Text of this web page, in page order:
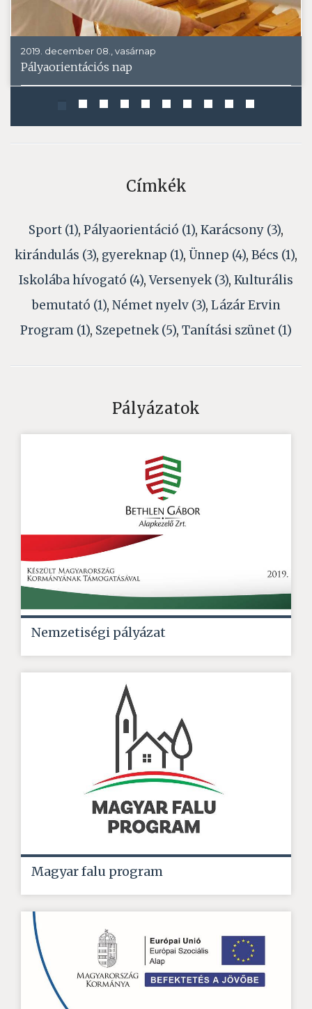
2019. december 08., vasárnap
Pályaorientációs nap
Címkék
Sport (1), Pályaorientáció (1), Karácsony (3),
kirándulás (3), gyereknap (1), Ünnep (4), Bécs (1),
Iskolába hívogató (4),Versenyek (3), Kulturális
bemutató (1), Német nyelv (3), Lázár Ervin
Program (1), Szepetnek (5), Tanítási szünet (1)
Pályázatok
Nemzetiségi pályázat
Magyar falu program